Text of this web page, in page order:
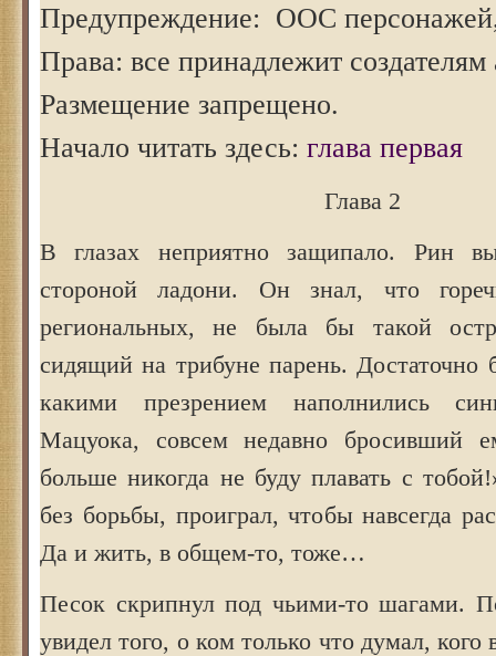
Предупреждение: ООС
Права: все принадлежит
Размещение запрещено.
Начало читать здесь: глава первая
Глава 2
В глазах неприятно защипало. Рин
стороной ладони. Он знал, что
региональных, не была бы такой
сидящий на трибуне парень. Достаточно
какими презрением наполнились
Мацуока, совсем недавно
больше никогда не буду плавать с
без борьбы, проиграл, чтобы навсегда
Да и жить, в общем-то, тоже…
Песок скрипнул под чьими-то шагами.
увидел того, о ком только что думал,